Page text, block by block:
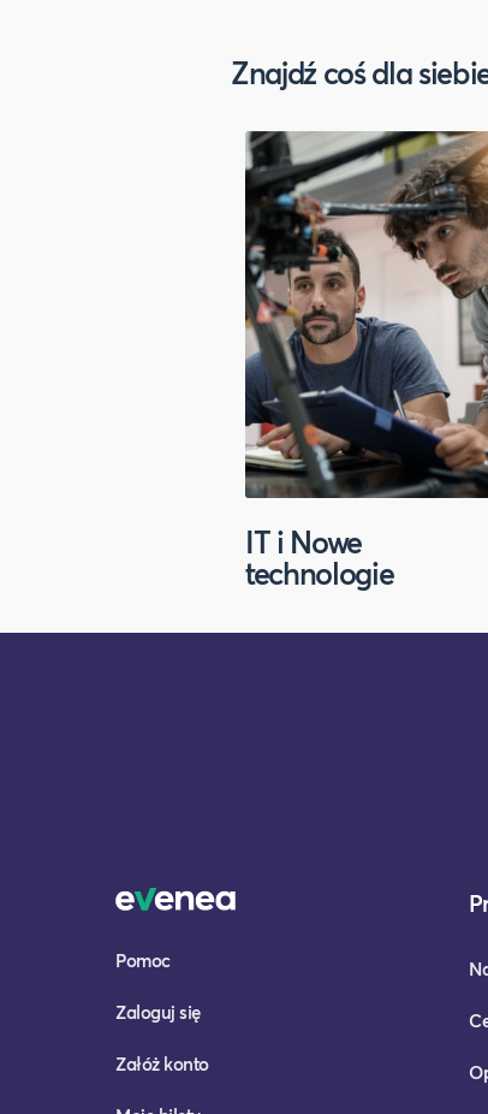
Znajdź coś dla
IT i Nowe
technologie
Pomoc
Zaloguj się
Załóż konto